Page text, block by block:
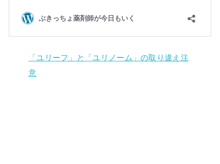
「ユリーフ」と「ユリノーム」の取り違え注
意